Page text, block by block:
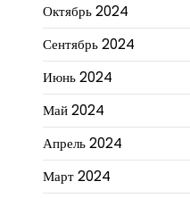
Октябрь 2024
Сентябрь 2024
Июнь 2024
Май 2024
Апрель 2024
Март 2024